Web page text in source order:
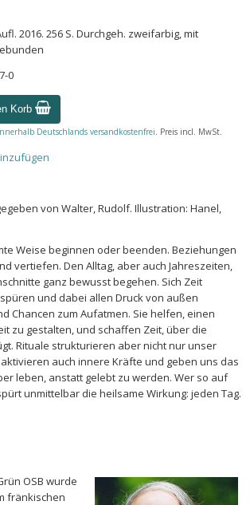
2016. 256 S. Durchgeh. zweifarbig, mit
0
Korb
Deutschlands versandkostenfrei. Preis incl. MwSt.
von Walter, Rudolf. Illustration: Hanel,
Weise beginnen oder beenden. Beziehungen
vertiefen. Den Alltag, aber auch Jahreszeiten,
ganz bewusst begehen. Sich Zeit
und dabei allen Druck von außen
Chancen zum Aufatmen. Sie helfen, einen
zu gestalten, und schaffen Zeit, über die
Rituale strukturieren aber nicht nur unser
auch innere Kräfte und geben uns das
leben, anstatt gelebt zu werden. Wer so auf
unmittelbar die heilsame Wirkung: jeden Tag.
OSB wurde
fränkischen